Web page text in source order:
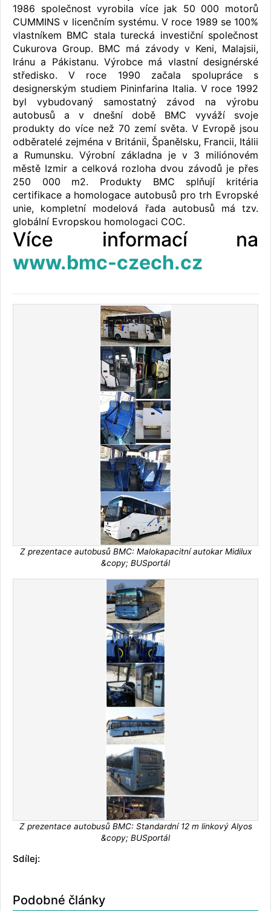
1986 společnost vyrobila více jak 50 000 motorů
CUMMINS v licenčním systému. V roce 1989 se 100%
vlastníkem BMC stala turecká investiční společnost
Cukurova Group. BMC má závody v Keni, Malajsii,
Iránu a Pákistanu. Výrobce má vlastní designérské
středisko. V roce 1990 začala spolupráce s
designerským studiem Pininfarina Italia. V roce 1992
byl vybudovaný samostatný závod na výrobu
autobusů a v dnešní době BMC vyváží svoje
produkty do více než 70 zemí světa. V Evropě jsou
odběratelé zejména v Británii, Španělsku, Francii, Itálii
a Rumunsku. Výrobní základna je v 3 miliónovém
městě Izmir a celková rozloha dvou závodů je přes
250 000 m2. Produkty BMC splňují kritéria
certifikace a homologace autobusů pro trh Evropské
unie, kompletní modelová řada autobusů má tzv.
globální Evropskou homologaci COC.
Více informací na
www.bmc-czech.cz
Z prezentace autobusů BMC: Malokapacitní autokar Midilux
&copy; BUSportál
Z prezentace autobusů BMC: Standardní 12 m linkový Alyos
&copy; BUSportál
Sdílej:
Podobné články